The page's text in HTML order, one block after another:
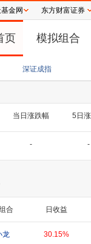
金网 东方财富证券
页 模拟组合
深证成指
招商（526050）盘中涨
当日涨跌幅 5日
- -
合 日收益
龙 30.15%